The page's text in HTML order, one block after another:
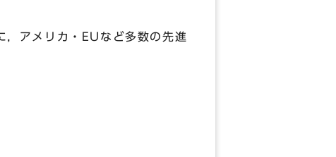
メリカ・EUなど多数の先進